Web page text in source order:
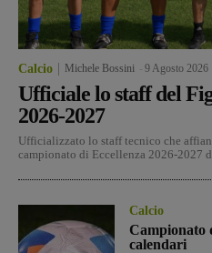
Calcio Michele Bossini 9 Agosto 2026
Ufficiale lo staff del
2026-2027
Ufficializzato lo staff tecnico che
campionato di Eccellenza 2026-2027
Calcio
Campionato
calendari